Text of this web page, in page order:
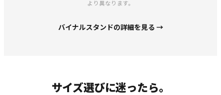
より異なります。
バイナルスタンドの詳細を見る →
サイズ選びに迷ったら。